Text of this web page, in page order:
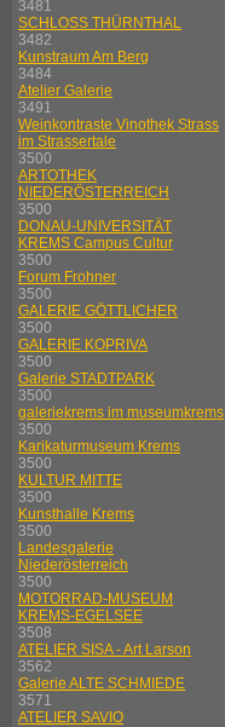
3481
SCHLOSS THÜRNTHAL
3482
Kunstraum Am Berg
3484
Atelier Galerie
3491
Weinkontraste Vinothek Strass
im Strassertale
3500
ARTOTHEK
NIEDERÖSTERREICH
3500
DONAU-UNIVERSITÄT
KREMS Campus Cultur
3500
Forum Frohner
3500
GALERIE GÖTTLICHER
3500
GALERIE KOPRIVA
3500
Galerie STADTPARK
3500
galeriekrems im museumkrems
3500
Karikaturmuseum Krems
3500
KULTUR MITTE
3500
Kunsthalle Krems
3500
Landesgalerie
Niederösterreich
3500
MOTORRAD-MUSEUM
KREMS-EGELSEE
3508
ATELIER SISA - Art Larson
3562
Galerie ALTE SCHMIEDE
3571
ATELIER SAVIO